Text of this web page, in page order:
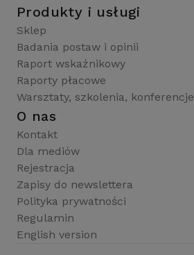
Produkty i usługi
Sklep
Badania postaw i opinii
Raport wskaźnikowy
Raporty płacowe
Warsztaty, szkolenia, konferencje
O nas
Kontakt
Dla mediów
Rejestracja
Zapisy do newslettera
Polityka prywatności
Regulamin
English version